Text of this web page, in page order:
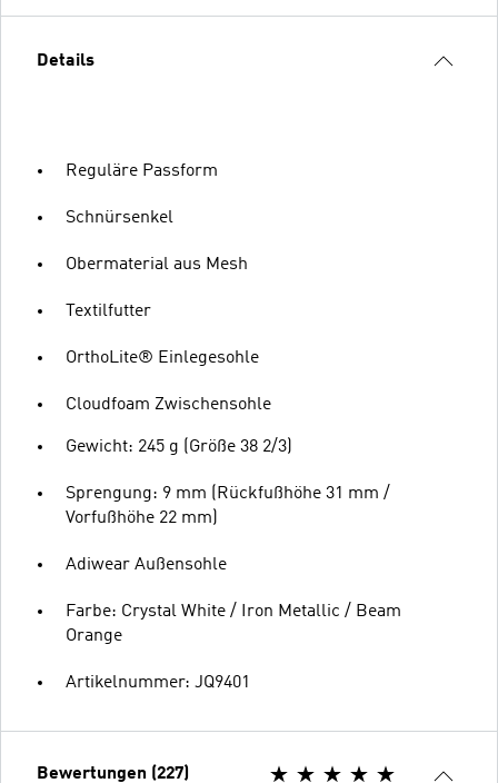
Details
Reguläre Passform
Schnürsenkel
Obermaterial aus Mesh
Textilfutter
OrthoLite® Einlegesohle
Cloudfoam Zwischensohle
Gewicht: 245 g (Größe 38 2/3)
Sprengung: 9 mm (Rückfußhöhe 31 mm /
Vorfußhöhe 22 mm)
Adiwear Außensohle
Farbe: Crystal White / Iron Metallic / Beam
Orange
Artikelnummer: JQ9401
Bewertungen (227)